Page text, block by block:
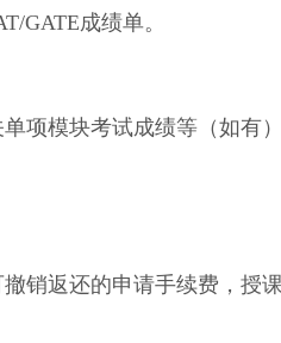
GATE成绩单。
项模块考试成绩等（如有）
销返还的申请手续费，授